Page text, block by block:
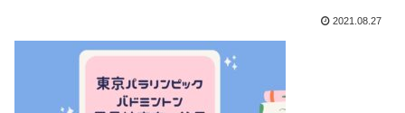
2021.08.27